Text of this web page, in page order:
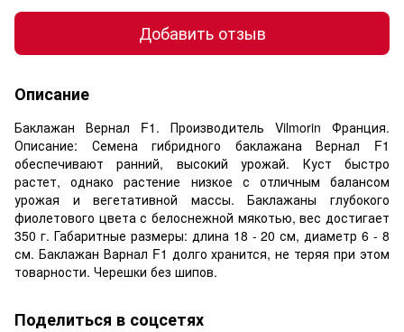
Добавить отзыв
Описание
Баклажан Вернал F1. Производитель Vilmorin Франция.
Описание: Семена гибридного баклажана Вернал F1
обеспечивают ранний, высокий урожай. Куст быстро
растет, однако растение низкое с отличным балансом
урожая и вегетативной массы. Баклажаны глубокого
фиолетового цвета с белоснежной мякотью, вес достигает
350 г. Габаритные размеры: длина 18 - 20 см, диаметр 6 - 8
см. Баклажан Варнал F1 долго хранится, не теряя при этом
товарности. Черешки без шипов.
Поделиться в соцсетях